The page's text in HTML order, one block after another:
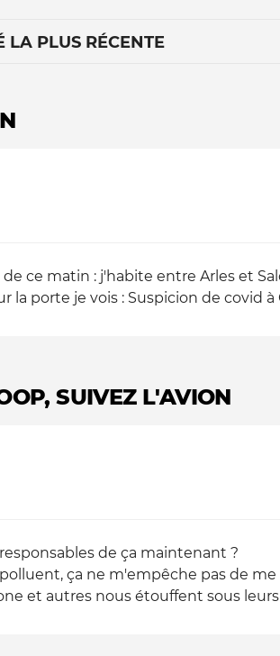
LA PLUS RÉCENTE
ce matin : j'habite entre Arles et
la porte je vois : Suspicion de covid
SUIVEZ L'AVION
de ça maintenant ?
ça ne m'empêche pas de
et autres nous étouffent sous leurs